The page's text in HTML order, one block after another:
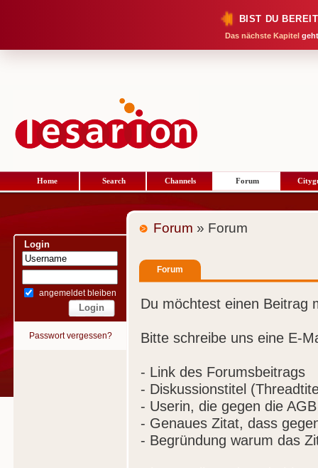
BIST DU
Das nächste Kapitel
Home Search Channels Forum
Login
angemeldet bleiben
Passwort vergessen?
Forum » Forum
Forum
Du möchtest einen Beitrag
Bitte schreibe uns eine E-
- Link des Forumsbeitrags
- Diskussionstitel
- Userin, die gegen die
- Genaues Zitat, dass
- Begründung warum das